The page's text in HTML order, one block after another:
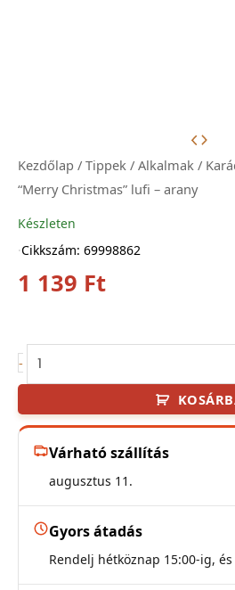
Kezdőlap / Tippek / Alkalmak /
“Merry Christmas” lufi – arany
1 139 Ft
-
3D
Christmas"
lufi
mennyiség
Várható szállítás
augusztus 11.
Gyors átadás
Rendelj hétköznap 15:00-ig,
Készleten
·Cikkszám: 69998862